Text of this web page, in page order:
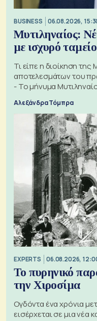
BUSINESS 06.08.2026,
Μυτιληναίος:
με ισχυρό ταμείο
Τι είπε η διοίκηση
αποτελεσμάτων του
- Το μήνυμα
Αλεξάνδρα Τόμπρα
EXPERTS 06.08.2026,
Το πυρηνικό
την Χιροσίμα
Ογδόντα ένα χρόνια
εισέρχεται σε μια νέα